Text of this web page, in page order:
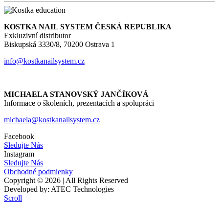
KOSTKA NAIL SYSTEM ČESKÁ REPUBLIKA
Exkluzivní distributor
Biskupská 3330/8, 70200 Ostrava 1
info@kostkanailsystem.cz
MICHAELA STANOVSKÝ JANČÍKOVÁ
Informace o školeních, prezentacích a spolupráci
michaela@kostkanailsystem.cz
Facebook
Sledujte Nás
Instagram
Sledujte Nás
Obchodné podmienky
Copyright © 2026 | All Rights Reserved
Developed by: ATEC Technologies
Scroll